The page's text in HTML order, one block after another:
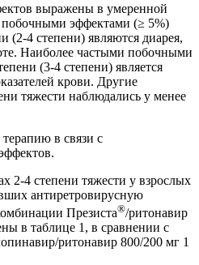
выражены в умеренной
эффектами (≥ 5%)
(2-4 степени) являются диарея,
Наиболее частыми побочными
(3-4 степени) является
крови. Другие
тяжести наблюдались у менее
в связи с
2-4 степени тяжести у взрослых
антиретровирусную
Презиста®/ритонавир
в таблице 1, в сравнении с
ритонавир 800/200 мг 1